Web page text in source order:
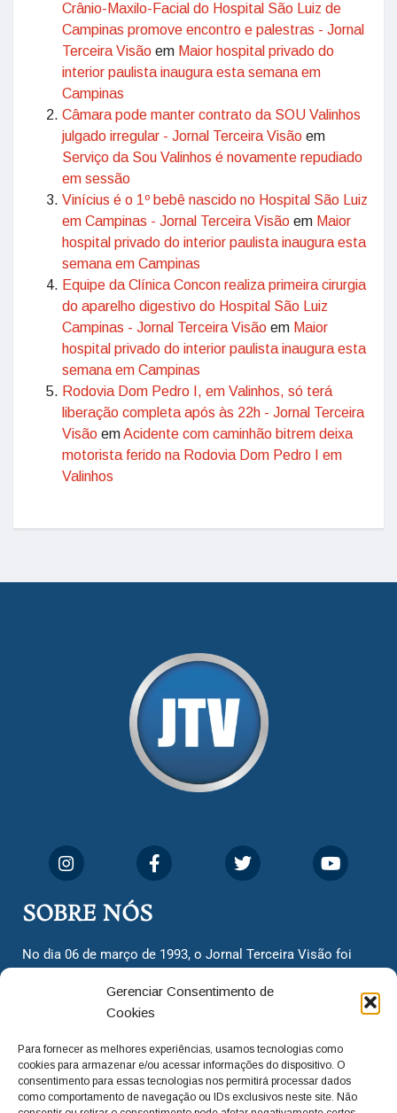
Gerenciar Consentimento de
Cookies
Para fornecer as melhores experiências, usamos tecnologias como
cookies para armazenar e/ou acessar informações do dispositivo. O
consentimento para essas tecnologias nos permitirá processar dados
como comportamento de navegação ou IDs exclusivos neste site. Não
Crânio-Maxilo-Facial do Hospital São Luiz de
Campinas promove encontro e palestras - Jornal
Terceira Visão em Maior hospital privado do
interior paulista inaugura esta semana em
Campinas
Câmara pode manter contrato da SOU Valinhos
julgado irregular - Jornal Terceira Visão em
Serviço da Sou Valinhos é novamente repudiado
em sessão
Vinícius é o 1º bebê nascido no Hospital São Luiz
em Campinas - Jornal Terceira Visão em Maior
hospital privado do interior paulista inaugura esta
semana em Campinas
Equipe da Clínica Concon realiza primeira cirurgia
do aparelho digestivo do Hospital São Luiz
Campinas - Jornal Terceira Visão em Maior
hospital privado do interior paulista inaugura esta
semana em Campinas
Rodovia Dom Pedro I, em Valinhos, só terá
liberação completa após às 22h - Jornal Terceira
Visão emAcidente com caminhão bitrem deixa
motorista ferido na Rodovia Dom Pedro I em
Valinhos
SOBRE NÓS
No dia 06 de março de 1993, o Jornal Terceira Visão foi
cidadãos valinhenses, já que naquela época só existiam
dois jornais. Há mais de 30 anos, o jornal continua
com o foco de trazer as melhores notícias. Nunca
deixamos de lado as necessidades do cidadão, sempre
questionando os órgãos públicos em busca de melhorias